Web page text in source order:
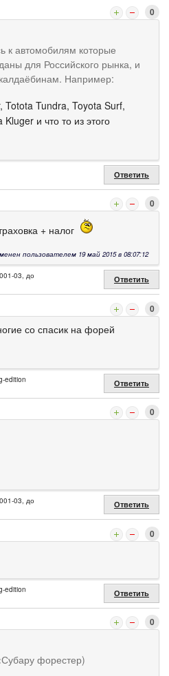
0
к автомобилям которые
для Российского рынка, и
Например:
Totota Tundra, Toyota Surf,
и что то из этого
Ответить
0
+ налог
пользователем 19 май 2015 в 08:07:12
03, до
Ответить
0
со спасик на форей
edition Ответить
0
03, до
Ответить
0
edition Ответить
0
Субару форестер)